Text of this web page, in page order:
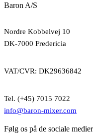
Baron A/S
Nordre Kobbelvej 10
DK-7000 Fredericia
VAT/CVR: DK29636842
Tel. (+45) 7015 7022
info@baron-mixer.com
Følg os på de sociale medier